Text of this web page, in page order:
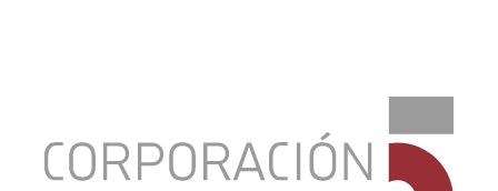
BUEN
DATO